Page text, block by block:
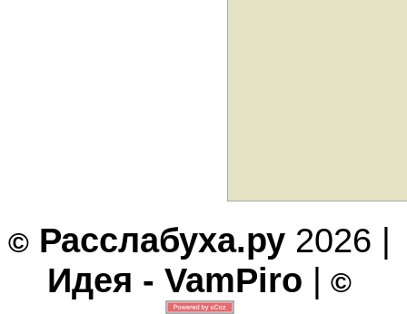
© Расслабуха.ру 2026 |
Идея - VamPiro | ©